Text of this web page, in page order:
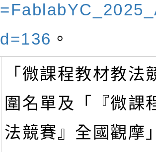
d=136 。
「微課程教材教法
圍名單及「『微課
法競賽』全國觀摩